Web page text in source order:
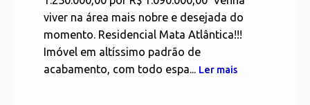
viver na área mais nobre e desejada do
momento. Residencial Mata Atlântica!!!
Imóvel em altíssimo padrão de
acabamento, com todo espa... Ler mais